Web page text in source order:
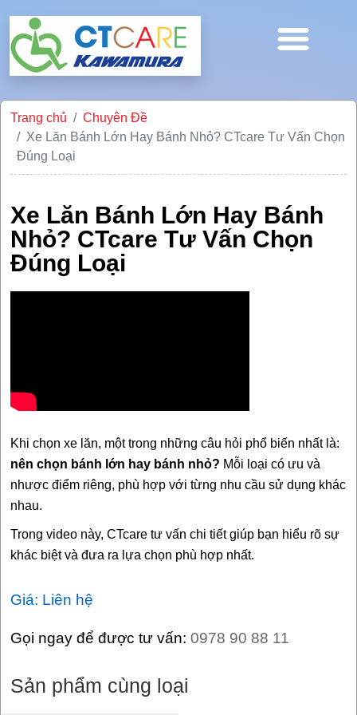
Trang chủ
Chuyên Đề
Xe Lăn Bánh Lớn Hay Bánh Nhỏ? CTcare Tư Vấn Chọn
Đúng Loại
Xe Lăn Bánh Lớn Hay Bánh
Nhỏ? CTcare Tư Vấn Chọn
Đúng Loại
Khi chọn xe lăn, một trong những câu hỏi phổ biến nhất là:
nên chọn bánh lớn hay bánh nhỏ? Mỗi loại có ưu và
nhược điểm riêng, phù hợp với từng nhu cầu sử dụng khác
nhau.
Trong video này, CTcare tư vấn chi tiết giúp bạn hiểu rõ sự
khác biệt và đưa ra lựa chọn phù hợp nhất.
Giá: Liên hệ
Gọi ngay để được tư vấn: 0978 90 88 11
Sản phẩm cùng loại